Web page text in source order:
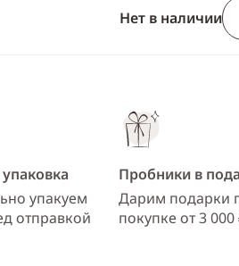
Нет в наличии
упакуем
отправкой
Пробники в
Дарим подарки
покупке от 3 000